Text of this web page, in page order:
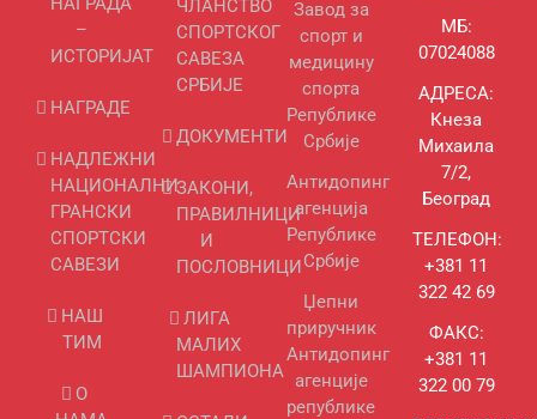
–
ИСТОРИЈАТ
НАГРАДЕ
НАДЛЕЖНИ
НАЦИОНАЛНИ
ГРАНСКИ
СПОРТСКИ
САВЕЗИ
НАШ
ТИМ
О
ЧЛАНСТВО
СПОРТСКОГ
САВЕЗА
СРБИЈЕ
ДОКУМЕНТИ
ЗАКОНИ,
ПРАВИЛНИЦИ
И
ПОСЛОВНИЦИ
ЛИГА
МАЛИХ
ШАМПИОНА
Завод за
спорт и
медицину
спорта
Републике
Србије
Антидопинг
агенција
Републике
Србије
Џепни
приручник
Антидопинг
агенције
републике
МБ:
07024088
АДРЕСА:
Кнеза
Михаила
7/2,
Београд
ТЕЛЕФОН:
+381 11
322 42 69
ФАКС:
+381 11
322 00 79